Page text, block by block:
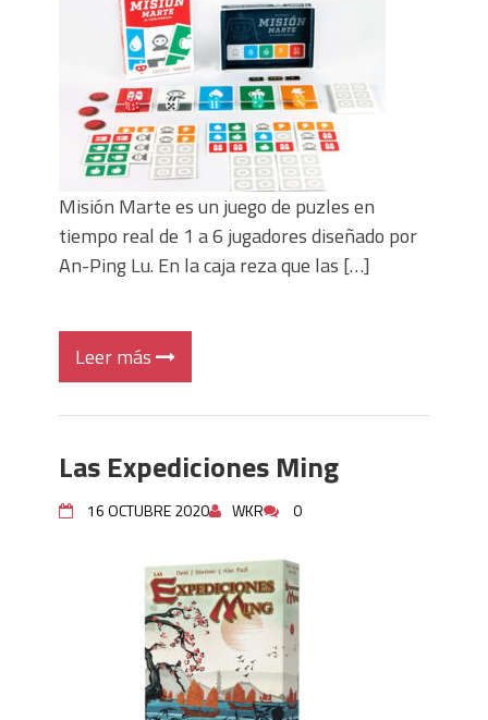
Misión Marte es un juego de puzles en
tiempo real de 1 a 6 jugadores diseñado por
An-Ping Lu. En la caja reza que las […]
Leer más
Las Expediciones Ming
16 OCTUBRE 2020 WKR 0